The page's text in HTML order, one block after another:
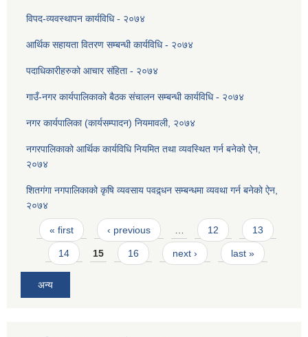
विपद-व्यवस्थापन कार्यविधि - २०७४
आर्थिक सहायता वितरण सम्बन्धी कार्यविधि - २०७४
पदाधिकारीहरुको आचार संहिता - २०७४
गाउँ-नगर कार्यपालिकाको बैठक संचालन सम्बन्धी कार्यविधि - २०७४
नगर कार्यपालिका (कार्यसम्पादन) नियमावली, २०७४
नगरपालिकाको आर्थिक कार्यविधि नियमित तथा व्यवस्थित गर्न बनेको ऐन,
२०७४
शितगंगा नगपालिकाको कृषि व्यवसाय पवद्र्धन सम्बन्धमा व्यवथा गर्न बनेको ऐन,
२०७४
Pages
« first ‹ previous 12 13
14 15 16 next › last »
अन्य